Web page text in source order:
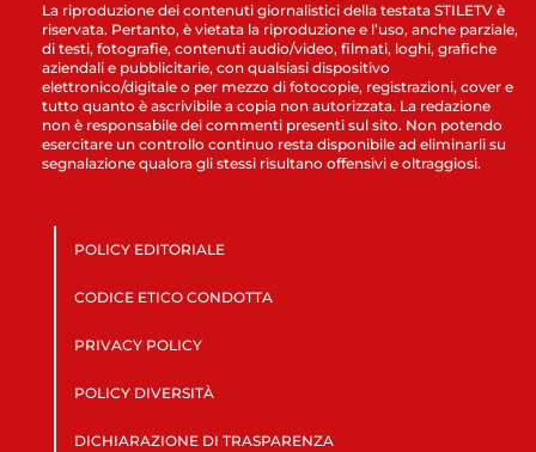
La riproduzione dei contenuti giornalistici della testata STILETV è
riservata. Pertanto, è vietata la riproduzione e l’uso, anche parziale,
di testi, fotografie, contenuti audio/video, filmati, loghi, grafiche
aziendali e pubblicitarie, con qualsiasi dispositivo
elettronico/digitale o per mezzo di fotocopie, registrazioni, cover e
tutto quanto è ascrivibile a copia non autorizzata. La redazione
non è responsabile dei commenti presenti sul sito. Non potendo
esercitare un controllo continuo resta disponibile ad eliminarli su
segnalazione qualora gli stessi risultano offensivi e oltraggiosi.
POLICY EDITORIALE
CODICE ETICO CONDOTTA
PRIVACY POLICY
POLICY DIVERSITÀ
DICHIARAZIONE DI TRASPARENZA